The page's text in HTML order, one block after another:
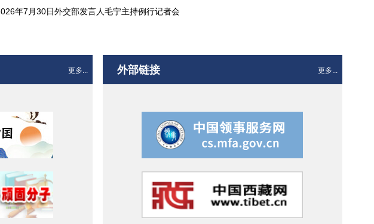
年7月30日外交部发言人毛宁主持例行记者会
更多... 外部链接 更多...